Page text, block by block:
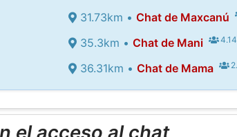
31.73km •Chat de Maxcanú
35.3km •Chat de Mani
36.31km •Chat de Mama
el acceso al chat